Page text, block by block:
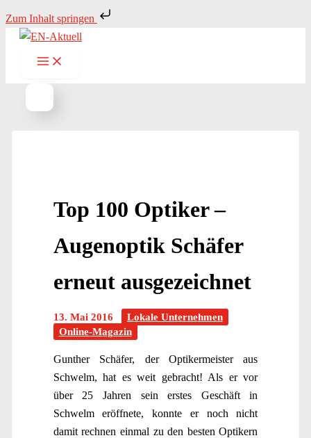
Zum Inhalt springen
Inhalt
springen
Top 100 Optiker –
Augenoptik Schäfer
erneut ausgezeichnet
13. Mai 2016
Lokale Unternehmen
Online-Magazin
Gunther Schäfer, der Optikermeister aus
Schwelm, hat es weit gebracht! Als er vor
über 25 Jahren sein erstes Geschäft in
Schwelm eröffnete, konnte er noch nicht
damit rechnen einmal zu den besten Optikern